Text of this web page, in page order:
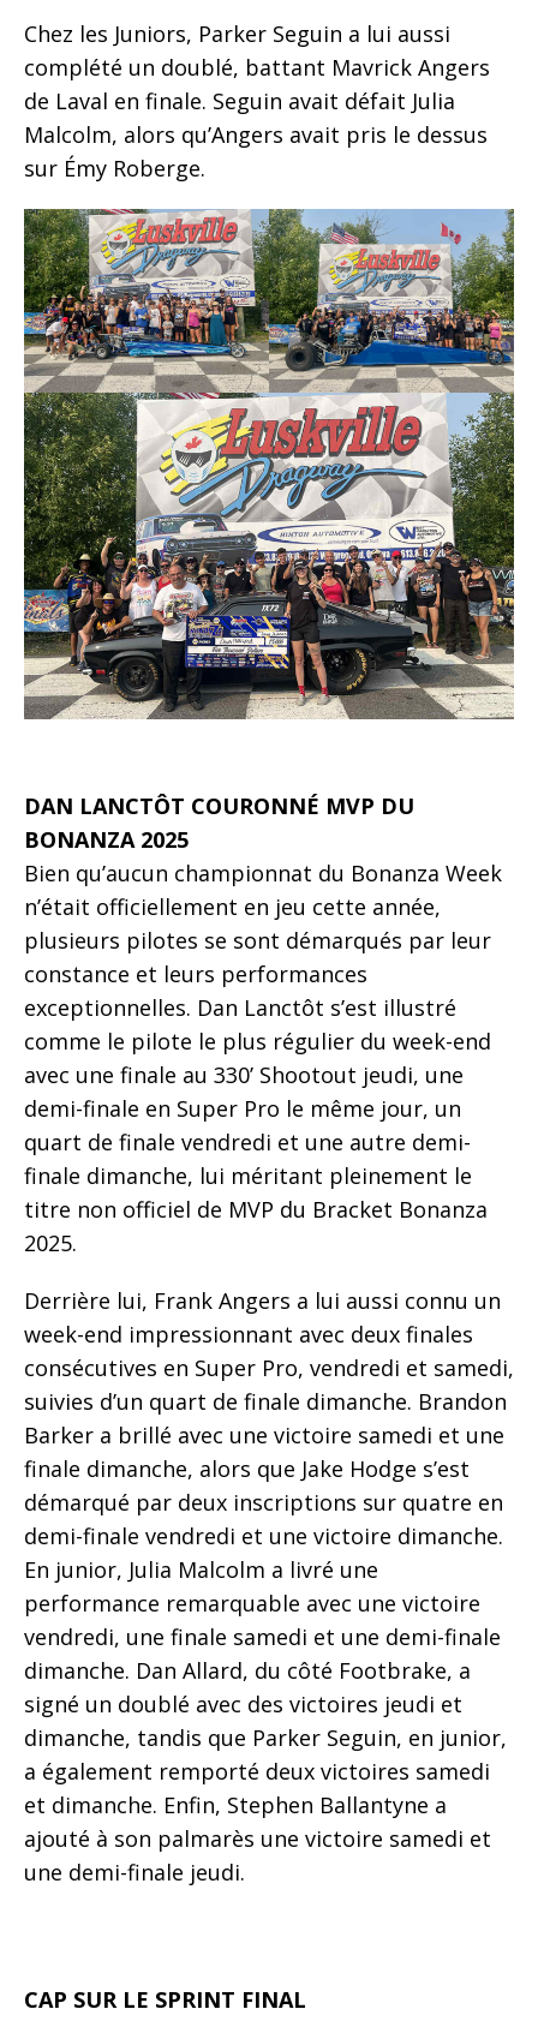
Chez les Juniors, Parker Seguin a lui aussi
complété un doublé, battant Mavrick Angers
de Laval en finale. Seguin avait défait Julia
Malcolm, alors qu’Angers avait pris le dessus
sur Émy Roberge.
DAN LANCTÔT COURONNÉ MVP DU
BONANZA 2025
Bien qu’aucun championnat du Bonanza Week
n’était officiellement en jeu cette année,
plusieurs pilotes se sont démarqués par leur
constance et leurs performances
exceptionnelles. Dan Lanctôt s’est illustré
comme le pilote le plus régulier du week-end
avec une finale au 330’ Shootout jeudi, une
demi-finale en Super Pro le même jour, un
quart de finale vendredi et une autre demi-
finale dimanche, lui méritant pleinement le
titre non officiel de MVP du Bracket Bonanza
2025.
Derrière lui, Frank Angers a lui aussi connu un
week-end impressionnant avec deux finales
consécutives en Super Pro, vendredi et samedi,
suivies d’un quart de finale dimanche. Brandon
Barker a brillé avec une victoire samedi et une
finale dimanche, alors que Jake Hodge s’est
démarqué par deux inscriptions sur quatre en
demi-finale vendredi et une victoire dimanche.
En junior, Julia Malcolm a livré une
performance remarquable avec une victoire
vendredi, une finale samedi et une demi-finale
dimanche. Dan Allard, du côté Footbrake, a
signé un doublé avec des victoires jeudi et
dimanche, tandis que Parker Seguin, en junior,
a également remporté deux victoires samedi
et dimanche. Enfin, Stephen Ballantyne a
ajouté à son palmarès une victoire samedi et
une demi-finale jeudi.
CAP SUR LE SPRINT FINAL